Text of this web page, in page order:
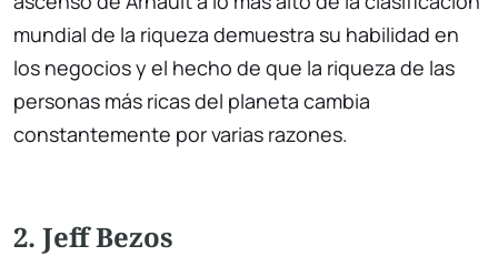
mundial de la riqueza demuestra su habilidad en
los negocios y el hecho de que la riqueza de las
personas más ricas del planeta cambia
constantemente por varias razones.
2. Jeff Bezos